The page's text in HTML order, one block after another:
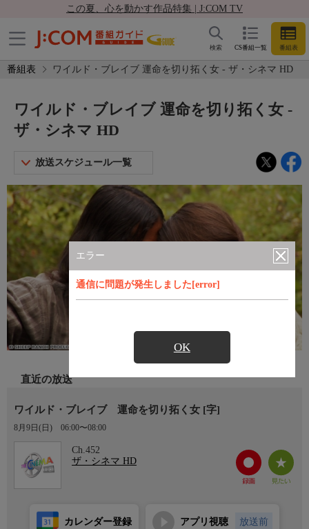
この夏、心を動かす作品特集 | J:COM TV
CS番組一覧 番組表
検索
番組表 ワイルド・ブレイブ 運命を切り拓く女 - ザ・シネマ HD
エラー
通信に問題が発生しました[error]
OK
ワイルド・ブレイブ 運命を切り拓く女 -
ザ・シネマ HD
放送スケジュール一覧
直近の放送
ワイルド・ブレイブ 運命を切り拓く女 [字]
8月9日(日) 06:00〜08:00
Ch.452
ザ・シネマ HD
カレンダー登録 アプリ視聴 放送前